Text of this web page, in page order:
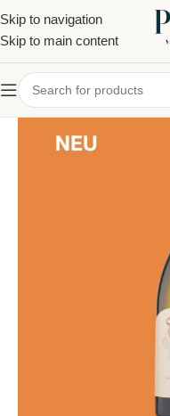
Skip to navigation
Skip to main content